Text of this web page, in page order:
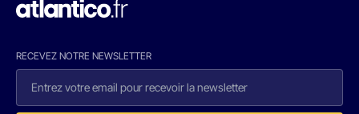
RECEVEZ NOTRE NEWSLETTER